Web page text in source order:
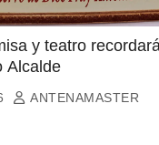
y teatro
Alcalde
ANTENAMASTER